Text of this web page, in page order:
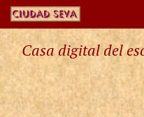
Casa digital del